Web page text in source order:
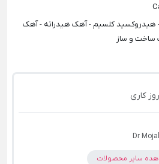
هیدروکسید کلسیم - آهک هیدراته - آهک
ساخت و ساز
Dr
سایر محصولات